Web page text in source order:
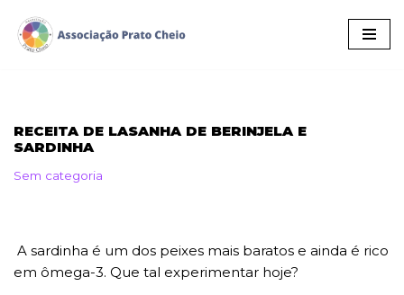
Pular
RECEITA DE LASANHA DE BERINJELA E
SARDINHA
Sem categoria
A sardinha é um dos peixes mais baratos e ainda é rico
em ômega-3. Que tal experimentar hoje?